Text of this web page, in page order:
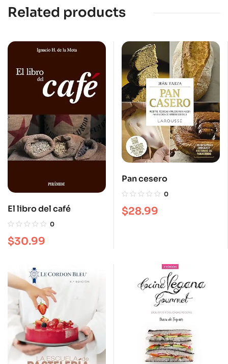
Related products
El libro del café
0
$30.99
Pan cesero
0
$28.99